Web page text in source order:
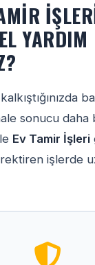
YARDIM
sonucu
Ev Tamir İşleri
işlerde